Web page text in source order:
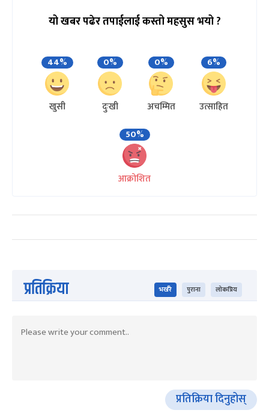
यो खबर पढेर तपाईलाई कस्तो महसुस भयो ?
44%
खुसी
0%
दुःखी
0%
अचम्मित
6%
उत्साहित
50%
आक्रोशित
प्रतिक्रिया भर्खरै पुराना लोकप्रिय
प्रतिक्रिया दिनुहोस्